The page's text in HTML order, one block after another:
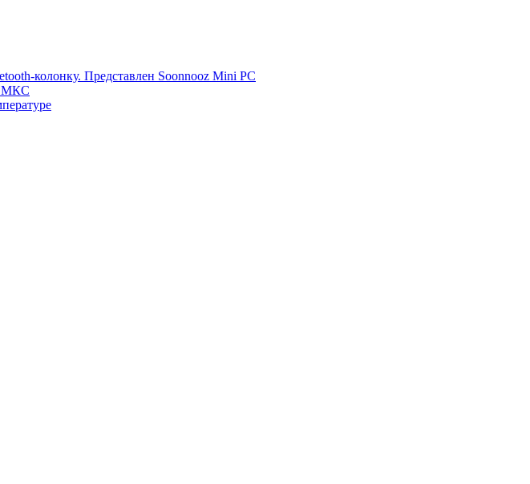
колонку. Представлен Soonnooz Mini PC
МКС